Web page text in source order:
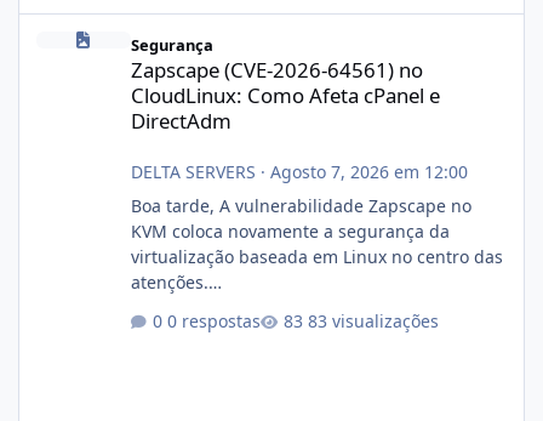
Zapscape (CVE-2026-64561) no CloudLinux: Como Afeta cPanel
Segurança
Zapscape (CVE-2026-64561) no
CloudLinux: Como Afeta cPanel e
DirectAdm
DELTA SERVERS · Agosto 7, 2026 em 12:00
Boa tarde, A vulnerabilidade Zapscape no
KVM coloca novamente a segurança da
virtualização baseada em Linux no centro das
atenções.
xjx23zz5f Criamos uma breve explicação:
0 respostas 83 visualizações